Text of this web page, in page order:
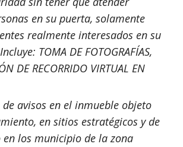
en su puerta, solamente
realmente interesados en su
TOMA DE FOTOGRAFÍAS,
DE RECORRIDO VIRTUAL EN
avisos en el inmueble objeto
en sitios estratégicos y de
en los municipio de la zona